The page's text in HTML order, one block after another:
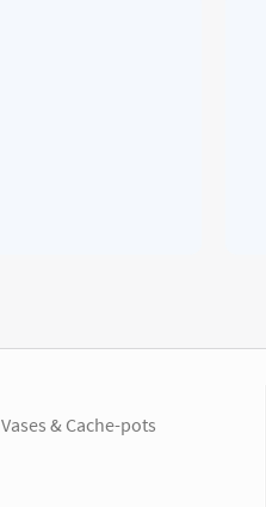
Vases & Cache-pots